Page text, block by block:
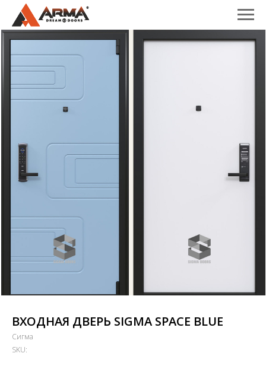
ВХОДНАЯ ДВЕРЬ SIGMA SPACE BLUE
Сигма
SKU: